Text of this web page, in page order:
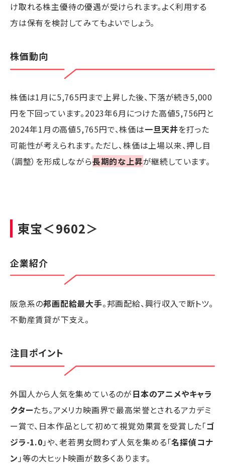
け取れる株主優待の優遇が受けられます。よく利用する
方は保有を検討してみてもよいでしょう。
株価動向
株価は1月に5,765円まで上昇した後、下落が続き5,000
円を下回っています。2023年6月につけた高値5,756円と
2024年1月の高値5,765円で、株価は一旦天井を打った
可能性が考えられます。ただし、株価は上場以来、押し目
（調整）を形成しながら長期的な上昇が継続しています。
東宝＜9602＞
企業紹介
阪急系の邦画配給最大手。邦画配給、興行収入で断トツ。
不動産賃貸が下支え。
注目ポイント
外国人から人気を集めているのが日本のアニメやキャラ
クターたち。アメリカ映画界で最高栄誉とされるアカデミ
ー賞で、日本作品として初めて視覚効果賞を受賞した「ゴ
ジラ-1.0 」や、老若男女問わず人気を集める「名探偵コナ
ン 」等の大ヒット映画が数多くあります。